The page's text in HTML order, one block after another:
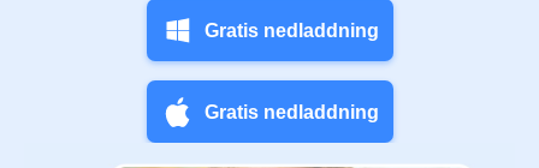
Gratis nedladdning
Gratis nedladdning